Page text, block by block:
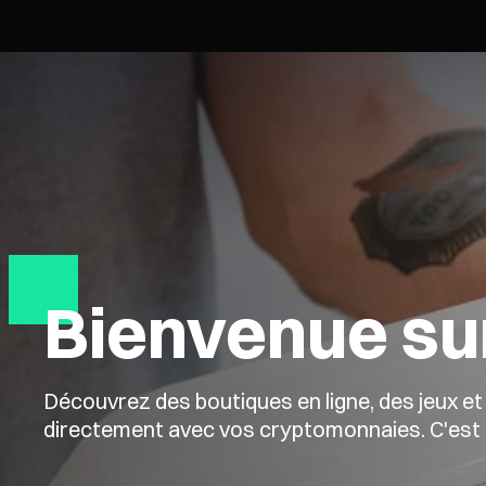
Bienvenue
Découvrez des boutiques en ligne, des jeux
directement avec vos cryptomonnaies. C'est